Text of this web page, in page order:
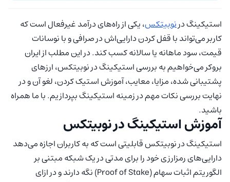
استیکینگ درنوبیتکس، یکی از راه‌های درآمد غیرفعال است که
کاربر می‌تواند با قفل کردن دارایی‌اش در صرافی و با نوسانات
قیمت، سود ماهانه یا سالانه کسب کند. در این مطلب از ایران
بروکر می‌خواهیم به بررسی استیکینگ در نوبیتکس، ارزهای
پشتیبانی شده، مزایا، معایب، آموزش استیک کردن، لغو آن و در
نهایت بررسی نکات مهم در زمینه استیکینگ بپردازیم. با ما همراه
باشید.
آموزش استیکینگ در نوبیتکس
استیکینگ در نوبیتکس قابلیتی است که به کاربران اجازه می‌دهد
دارایی‌های رمزارزی خود را برای مدتی در یک شبکه مبتنی بر
الگوریتم اثبات سهام (Proof of Stake) نگه دارند و در ازای